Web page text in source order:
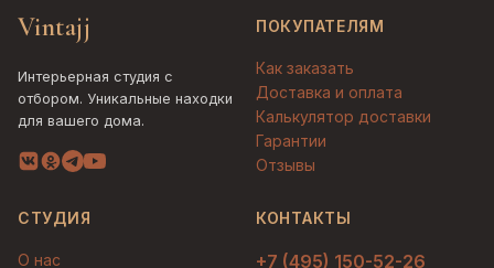
Vintajj
Интерьерная студия с
отбором. Уникальные находки
для вашего дома.
ПОКУПАТЕЛЯМ
Как заказать
Доставка и оплата
Калькулятор доставки
Гарантии
Отзывы
СТУДИЯ
О нас
КОНТАКТЫ
+7 (495) 150-52-26